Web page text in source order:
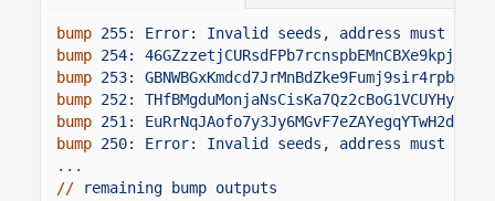
bump 255: Error: Invalid seeds, address must
bump 254:
bump 253:
bump 252:
bump 251:
bump 250: Error: Invalid seeds, address must
...
//
remaining bump outputs